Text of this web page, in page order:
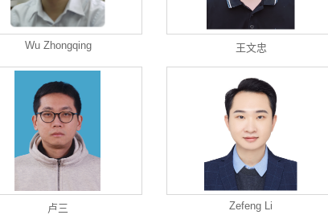
Wu Zhongqing 王文忠
卢三 Zefeng Li